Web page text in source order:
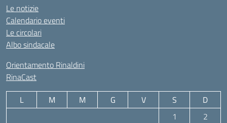
Le notizie
Calendario eventi
Le circolari
Albo sindacale
Orientamento Rinaldini
RinaCast
L M M G V S
D
1
2